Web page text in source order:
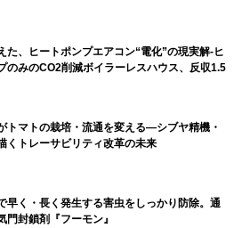
た、ヒートポンプエアコン“電化”の現実解-ヒ
のみのCO2削減ボイラーレスハウス、反収1.5
トマトの栽培・流通を変える―シブヤ精機・
くトレーサビリティ改革の未来
早く・長く発生する害虫をしっかり防除。通
門封鎖剤『フーモン』